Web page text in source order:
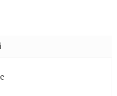
je 5 z 5 hvězdiček.